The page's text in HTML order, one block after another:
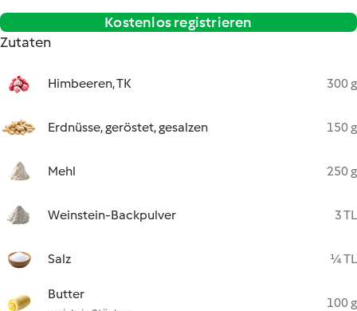
Kostenlos registrieren
Zutaten
Himbeeren, TK 300 g
Erdnüsse, geröstet, gesalzen 150 g
Mehl 250 g
Weinstein-Backpulver 3 TL
Salz ¼ TL
Butter
100 g